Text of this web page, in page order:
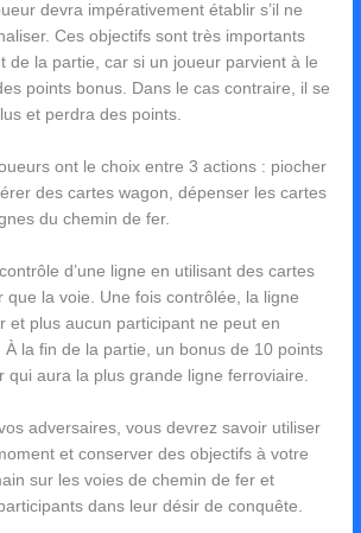
devra impérativement établir s’il ne
Ces objectifs sont très importants
de la partie, car si un joueur parvient à le
points bonus. Dans le cas contraire, il se
et perdra des points.
ont le choix entre 3 actions : piocher
des cartes wagon, dépenser les cartes
du chemin de fer.
d’une ligne en utilisant des cartes
que la voie. Une fois contrôlée, la ligne
et plus aucun participant ne peut en
la fin de la partie, un bonus de 10 points
qui aura la plus grande ligne ferroviaire.
adversaires, vous devrez savoir utiliser
et conserver des objectifs à votre
sur les voies de chemin de fer et
dans leur désir de conquête.